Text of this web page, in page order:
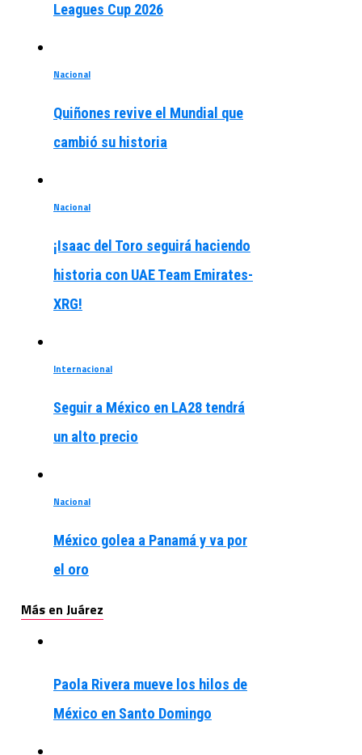
Leagues Cup 2026
Nacional
Quiñones revive el Mundial que
cambió su historia
Nacional
¡Isaac del Toro seguirá haciendo
historia con UAE Team Emirates-
XRG!
Internacional
Seguir a México en LA28 tendrá
un alto precio
Nacional
México golea a Panamá y va por
el oro
Más en Juárez
Paola Rivera mueve los hilos de
México en Santo Domingo